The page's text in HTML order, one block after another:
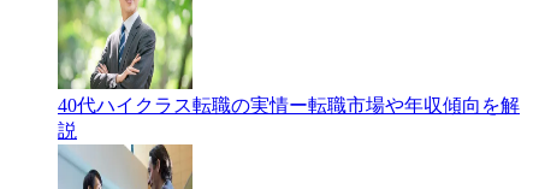
40代ハイクラス転職の実情ー転職市場や年収傾向を解
説